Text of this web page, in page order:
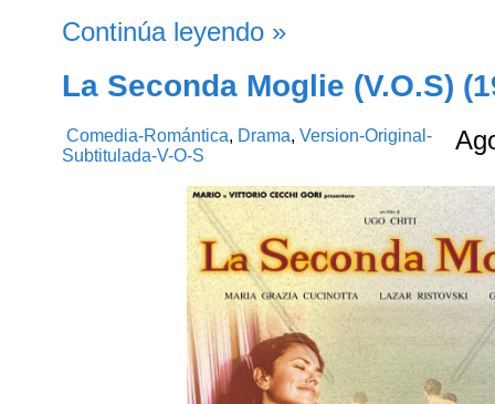
Continúa leyendo »
La Seconda Moglie (V.O.S)
Comedia-Romántica, Drama,Version-Original-
Subtitulada-V-O-S